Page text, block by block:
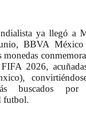
ya llegó a
BBVA
monedas
2026,
buscados por
futbol.